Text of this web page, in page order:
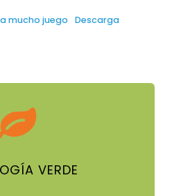
mucho juego Descarga
VERDE